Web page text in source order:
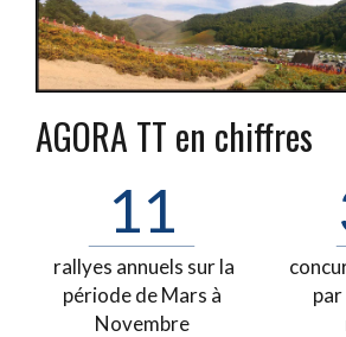
AGORA TT en chiffres
11
rallyes annuels sur la
période de Mars à
Novembre